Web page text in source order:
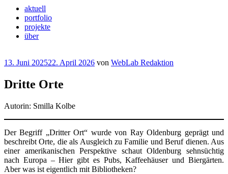
aktuell
portfolio
projekte
über
Veröffentlicht
13. Juni 202522. April 2026 von WebLab Redaktion
Dritte Orte
Autorin: Smilla Kolbe
Der Begriff „Dritter Ort“ wurde von Ray Oldenburg geprägt und
beschreibt Orte, die als Ausgleich zu Familie und Beruf dienen. Aus
einer amerikanischen Perspektive schaut Oldenburg sehnsüchtig
nach Europa – Hier gibt es Pubs, Kaffeehäuser und Biergärten.
Aber was ist eigentlich mit Bibliotheken?